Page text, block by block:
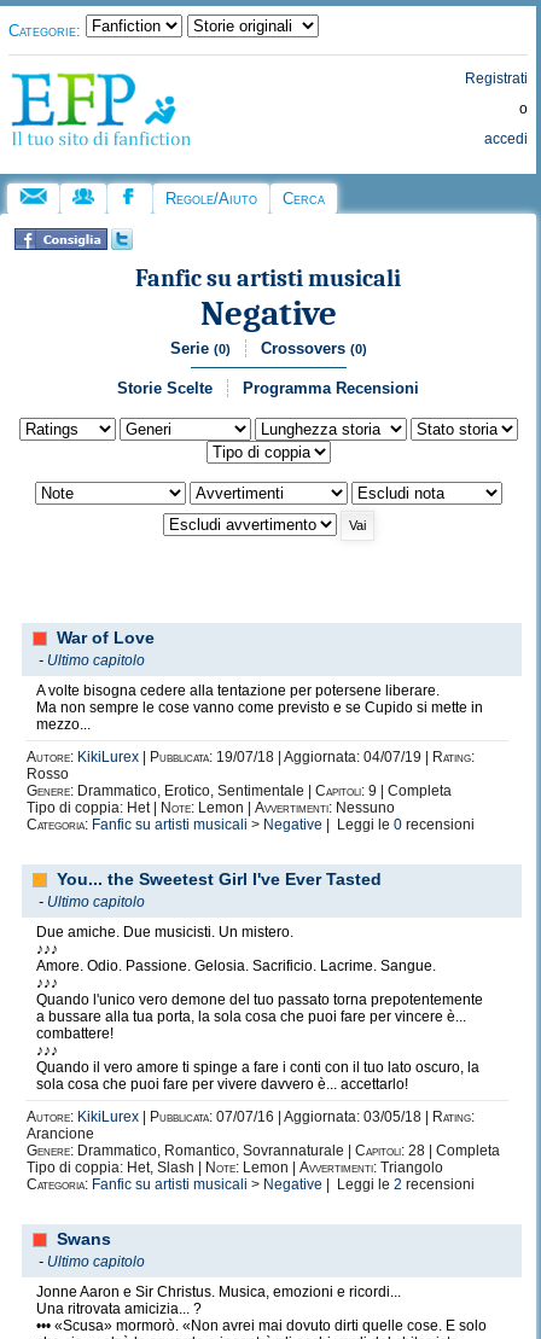
Categorie:
Registrati
o
accedi
Regole/Aiuto Cerca
Fanfic su artisti musicali
Negative
Serie (0) Crossovers (0)
Storie Scelte Programma Recensioni
War of Love
- Ultimo capitolo
A volte bisogna cedere alla tentazione per potersene liberare.
Ma non sempre le cose vanno come previsto e se Cupido si mette in
mezzo...
Autore: KikiLurex Pubblicata: 19/07/18 | Aggiornata: 04/07/19 |
Rating:
Rosso
Genere: Drammatico, Erotico, Sentimentale | Capitoli: 9 | Completa
Tipo di coppia: Het |
Note: Lemon | Avvertimenti: Nessuno
Categoria: Fanfic su artisti musicali > Negative | Leggi le 0 recensioni
You... the Sweetest Girl I've Ever Tasted
- Ultimo capitolo
Due amiche. Due musicisti. Un mistero.
♪♪♪
Amore. Odio. Passione. Gelosia. Sacrificio. Lacrime. Sangue.
♪♪♪
Quando l'unico vero demone del tuo passato torna prepotentemente
a bussare alla tua porta, la sola cosa che puoi fare per vincere è...
combattere!
♪♪♪
Quando il vero amore ti spinge a fare i conti con il tuo lato oscuro, la
sola cosa che puoi fare per vivere davvero è... accettarlo!
Autore: KikiLurex Pubblicata: 07/07/16 | Aggiornata: 03/05/18 |
Rating:
Arancione
Genere: Drammatico, Romantico, Sovrannaturale | Capitoli: 28 | Completa
Tipo di coppia: Het, Slash |
Note: Lemon | Avvertimenti: Triangolo
Categoria: Fanfic su artisti musicali > Negative | Leggi le 2 recensioni
Swans
- Ultimo capitolo
Jonne Aaron e Sir Christus. Musica, emozioni e ricordi...
Una ritrovata amicizia... ?
••• «Scusa» mormorò. «Non avrei mai dovuto dirti quelle cose. E solo